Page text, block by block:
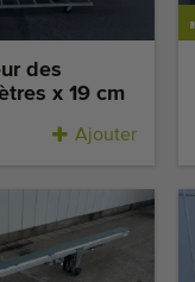
des
x 19 cm
Ajouter